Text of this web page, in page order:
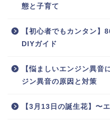
態と子育て
【初心者でもカンタン
DIYガイド
【悩ましいエンジン異
ジン異音の原因と対策
【3月13日の誕生花】〜